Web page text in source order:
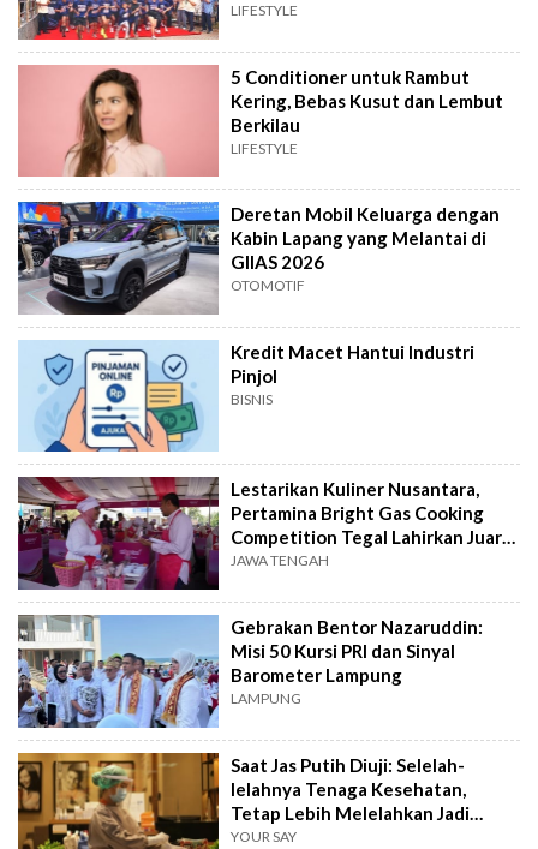
LIFESTYLE
5 Conditioner untuk Rambut
Kering, Bebas Kusut dan Lembut
Berkilau
LIFESTYLE
Deretan Mobil Keluarga dengan
Kabin Lapang yang Melantai di
GIIAS 2026
OTOMOTIF
Kredit Macet Hantui Industri
Pinjol
BISNIS
Lestarikan Kuliner Nusantara,
Pertamina Bright Gas Cooking
Competition Tegal Lahirkan Juara
Baru
JAWA TENGAH
Gebrakan Bentor Nazaruddin:
Misi 50 Kursi PRI dan Sinyal
Barometer Lampung
LAMPUNG
Saat Jas Putih Diuji: Selelah-
lelahnya Tenaga Kesehatan,
Tetap Lebih Melelahkan Jadi
Pasien
YOUR SAY